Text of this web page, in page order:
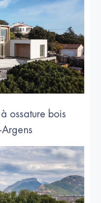
ossature bois